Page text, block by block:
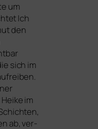
um
Ich
den
sich im
im
ab, ver­